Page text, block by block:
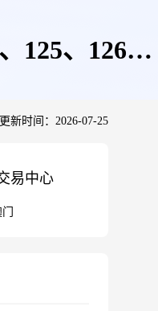
125、126、
更新时间：2026-07-25
易中心